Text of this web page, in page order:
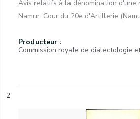
Avis relatifs à la dénomination d'une
Namur. Cour du 20e d'Artillerie
Producteur :
Commission royale de dialectologie
2